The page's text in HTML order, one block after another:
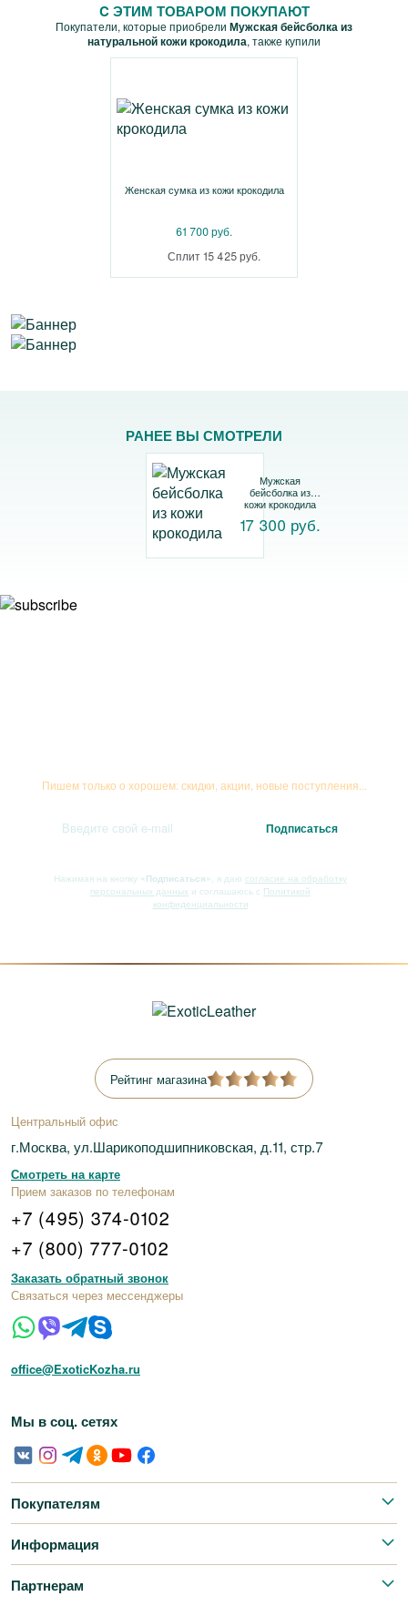
C ЭТИМ ТОВАРОМ ПОКУПАЮТ
Покупатели, которые приобрели Мужская бейсболка из
натуральной кожи крокодила, также купили
Женская сумка из кожи крокодила
61 700 руб.
Сплит 15 425 руб.
РАНЕЕ ВЫ СМОТРЕЛИ
Мужская
бейсболка из
кожи крокодила
17 300 руб.
Пишем только о хорошем: скидки, акции, новые поступления...
Нажимая на кнопку «Подписаться» , я даю согласие на обработку
персональных данных и соглашаюсь с Политикой
конфиденциальности
Рейтинг магазина
Центральный офис
г.Москва, ул.Шарикоподшипниковская, д.11, стр.7
Смотреть на карте
Прием заказов по телефонам
+7 (495) 374-0102
+7 (800) 777-0102
Заказать обратный звонок
Связаться через мессенджеры
office@ExoticKozha.ru
Мы в соц. сетях
Покупателям
Информация
Партнерам